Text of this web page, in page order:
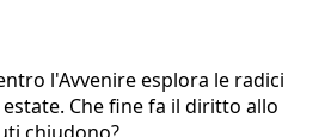
l'Avvenire esplora le radici
Che fine fa il diritto allo